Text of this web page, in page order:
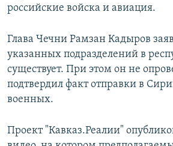
российские войска и авиация.
Глава Чечни Рамзан Кадыров
указанных подразделений в
существует. При этом он не
подтвердил факт отправки в
военных.
Проект "Кавказ.Реалии"